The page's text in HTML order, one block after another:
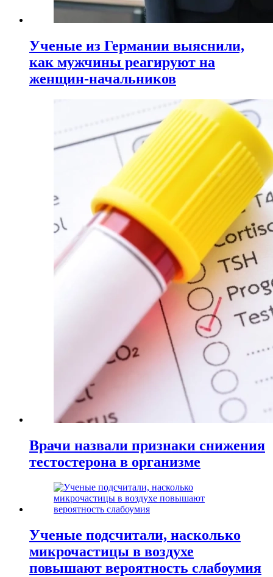
Ученые из Германии выяснили,
как мужчины реагируют на
женщин-начальников
Врачи назвали признаки снижения
тестостерона в организме
Ученые подсчитали, насколько
микрочастицы в воздухе
повышают вероятность слабоумия